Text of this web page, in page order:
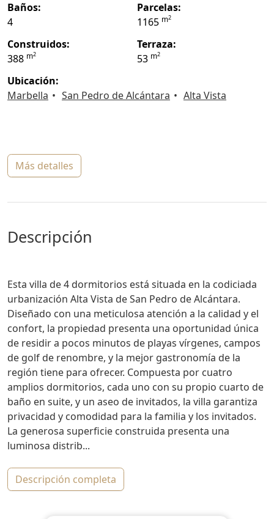
baños:
4
parcelas:
1165 m2
construidos:
388 m2
terraza:
53 m2
ubicación:
Marbella
San Pedro de Alcántara Alta Vista
más detalles
descripción
Esta villa de 4 dormitorios está situada en la codiciada
urbanización Alta Vista de San Pedro de Alcántara.
Diseñado con una meticulosa atención a la calidad y el
confort, la propiedad presenta una oportunidad única
de residir a pocos minutos de playas vírgenes, campos
de golf de renombre, y la mejor gastronomía de la
región tiene para ofrecer. Compuesta por cuatro
amplios dormitorios, cada uno con su propio cuarto de
baño en suite, y un aseo de invitados, la villa garantiza
privacidad y comodidad para la familia y los invitados.
La generosa superficie construida presenta una
luminosa distrib...
descripción completa